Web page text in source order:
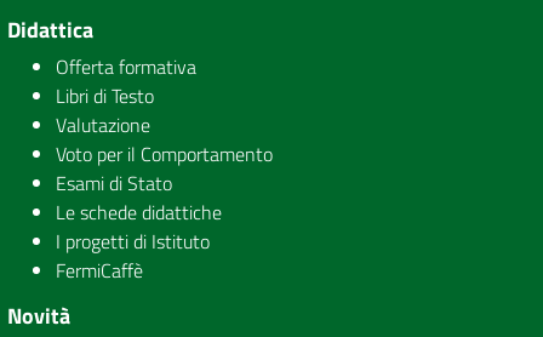
Didattica
Offerta formativa
Libri di Testo
Valutazione
Voto per il Comportamento
Esami di Stato
Le schede didattiche
I progetti di Istituto
FermiCaffè
Novità